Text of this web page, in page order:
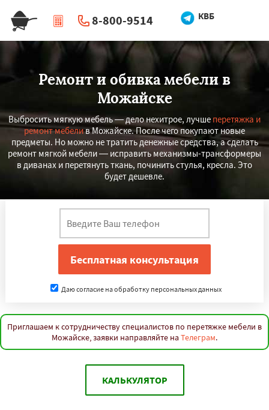
КВБ
8-800-9514
| Перезвоните мне
Ремонт и обивка мебели в
Можайске
Выбросить мягкую мебель — дело нехитрое, лучше перетяжка и
ремонт мебелив Можайске. После чего покупают новые
предметы. Но можно не тратить денежные средства, а сделать
ремонт мягкой мебели — исправить механизмы-трансформеры
в диванах и перетянуть ткань, починить стулья, кресла. Это
будет дешевле.
Даю согласие на обработку персональных данных
Приглашаем к сотрудничеству специалистов по перетяжке мебели в
Можайске, заявки направляйте на Телеграм.
КАЛЬКУЛЯТОР